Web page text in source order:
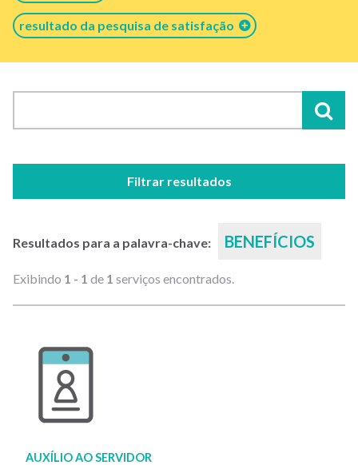
resultado da pesquisa de satisfação
Filtrar resultados
Resultados para a palavra-chave: BENEFÍCIOS
Exibindo 1 - 1 de 1 serviços encontrados.
AUXÍLIO AO SERVIDOR